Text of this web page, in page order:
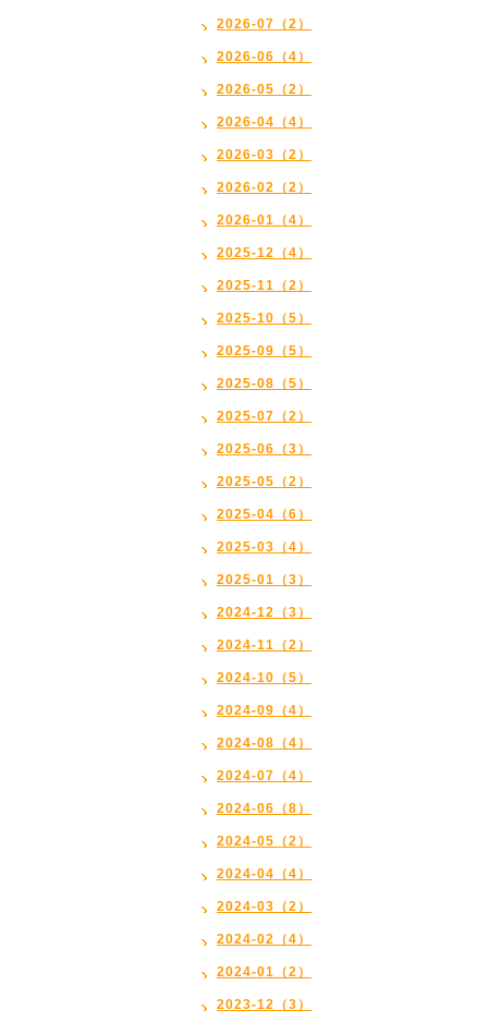
2026-07（2）
2026-06（4）
2026-05（2）
2026-04（4）
2026-03（2）
2026-02（2）
2026-01（4）
2025-12（4）
2025-11（2）
2025-10（5）
2025-09（5）
2025-08（5）
2025-07（2）
2025-06（3）
2025-05（2）
2025-04（6）
2025-03（4）
2025-01（3）
2024-12（3）
2024-11（2）
2024-10（5）
2024-09（4）
2024-08（4）
2024-07（4）
2024-06（8）
2024-05（2）
2024-04（4）
2024-03（2）
2024-02（4）
2024-01（2）
2023-12（3）